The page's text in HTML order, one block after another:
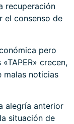
recuperación
el consenso de
pero
crecen,
malas noticias
alegría anterior
situación de